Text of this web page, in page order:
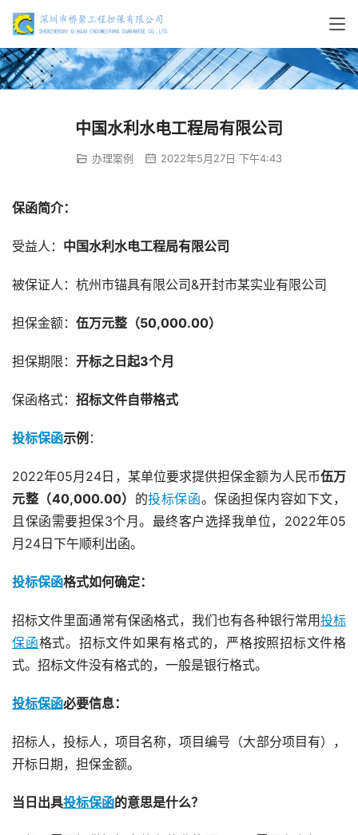
中国水利水电工程局有限公司
办理案例 2022年5月27日 下午4:43
保函简介：
受益人： 中国水利水电工程局有限公司
被保证人：杭州市锚具有限公司&开封市某实业有限公司
担保金额： 伍万元整（50,000.00）
担保期限： 开标之日起3个月
保函格式： 招标文件自带格式
投标保函示例 ：
2022年05月24日，某单位要求提供担保金额为人民币伍万
元整（40,000.00） 的投标保函。保函担保内容如下文，
且保函需要担保3个月。最终客户选择我单位，2022年05
月24日下午顺利出函。
投标保函格式如何确定：
招标文件里面通常有保函格式，我们也有各种银行常用投标
保函格式。招标文件如果有格式的，严格按照招标文件格
式。招标文件没有格式的，一般是银行格式。
投标保函必要信息：
招标人，投标人，项目名称，项目编号（大部分项目有），
开标日期，担保金额。
当日出具投标保函的意思是什么？